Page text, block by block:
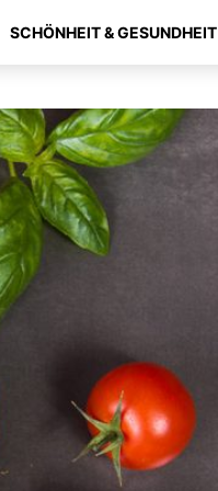
SCHÖNHEIT & GESUNDHEIT